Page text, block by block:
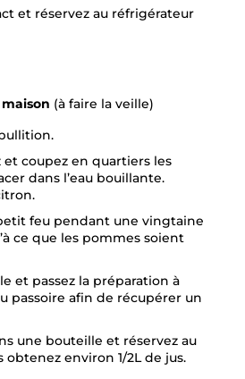
et réservez au réfrigérateur
(à faire la veille)
et coupez en quartiers les
dans l’eau bouillante.
feu pendant une vingtaine
ce que les pommes soient
et passez la préparation à
passoire afin de récupérer un
une bouteille et réservez au
obtenez environ 1/2L de jus.